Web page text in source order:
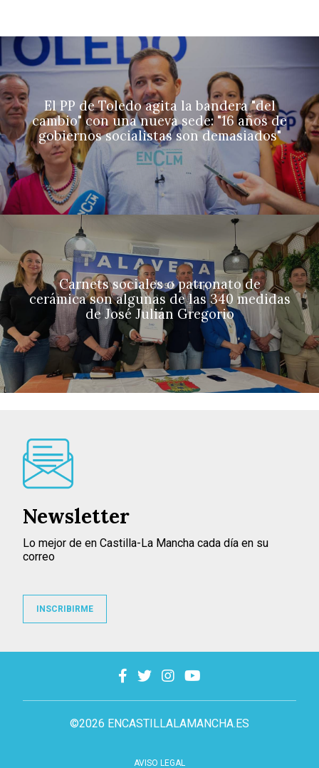
El PP de Toledo agita la bandera "del
cambio" con una nueva sede: "16 años de
gobiernos socialistas son demasiados"
Carnets sociales o patronato de
cerámica son algunas de las 340 medidas
de José Julián Gregorio
©2026 ENCASTILLALAMANCHA.ES
AVISO LEGAL
Newsletter
Lo mejor de en Castilla-La Mancha cada día en su
correo
INSCRIBIRME